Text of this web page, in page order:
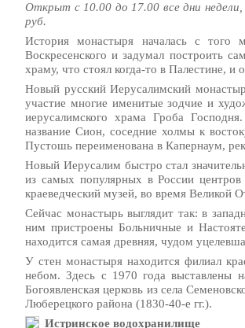
Открыт с 10.00 до 17.00 все дни
руб.
История монастыря началась с
Воскресенского и задумал построить
храму, что стоял когда-то в Палестине, и
Новый русский Иерусалимский
участие многие именитые зодчие и
иерусалимского храма Гроба
название Сион, соседние холмы к
Пустошь переименована в Капернаум,
Новый Иерусалим быстро стал
из самых популярных в России
краеведческий музей, во время Великой
Сейчас монастырь выглядит так: в
ним пристроены Больничные и
находится самая древняя, чудом
У стен монастыря находится филиал
небом. Здесь с 1970 года выставлены
Богоявленская церковь из села
Люберецкого района (1830-40-е гг.).
Истринское водохранилище